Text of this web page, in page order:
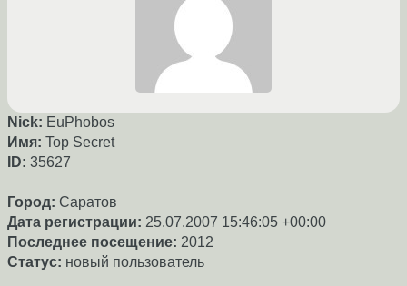
Nick: EuPhobos
Имя: Top Secret
ID: 35627
Город: Саратов
Дата регистрации: 25.07.2007 15:46:05 +00:00
Последнее посещение: 2012
Статус: новый пользователь